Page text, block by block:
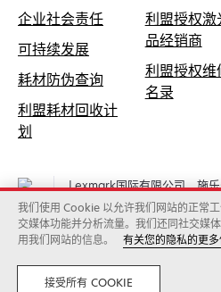
企业社会责任在
签
页
可持续发展
耗材防伪查询
新
标
中
打
开
利盟耗材回收计
划
签
页
中
开
新
标
签
页
利盟授权激
品经销商
利盟授权维
名录在
页
中
打
开
Lexmark国际有限公司，施
©2026 保留所有权利。
法律 隐私声明 Cookies
我们使用 Cookie 以允许我们网站的正常
交媒体功能并分析流量。我们还同社交媒
用我们网站的信息。
有关您的隐私的更
接受所有 COOKIE